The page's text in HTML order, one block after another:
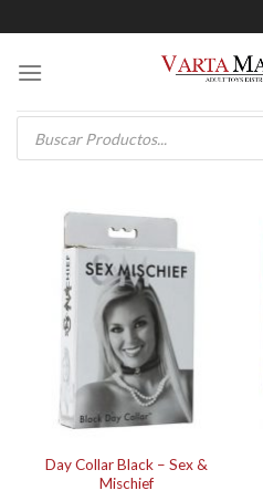
to
content
Products
search
Day Collar Black – Sex &
Mischief